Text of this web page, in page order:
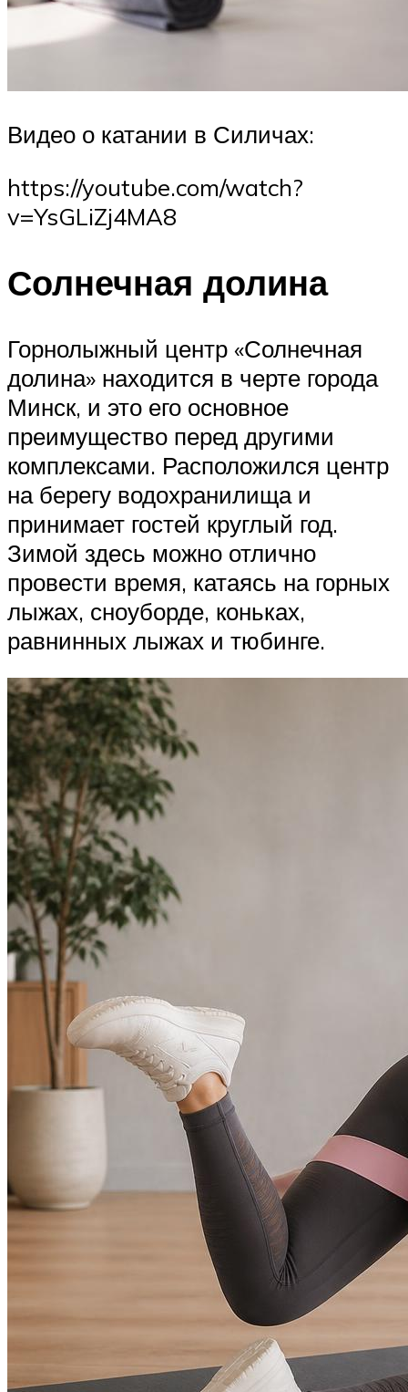
Видео о катании в Силичах:
https://youtube.com/watch?
v=YsGLiZj4MA8
Солнечная долина
Горнолыжный центр «Солнечная
долина» находится в черте города
Минск, и это его основное
преимущество перед другими
комплексами. Расположился центр
на берегу водохранилища и
принимает гостей круглый год.
Зимой здесь можно отлично
провести время, катаясь на горных
лыжах, сноуборде, коньках,
равнинных лыжах и тюбинге.